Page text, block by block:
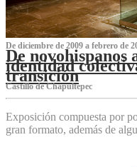
De diciembre de 2009 a febrero de
De novohispanos
identidad
transición
Castillo de Chapultepec
Exposición compuesta por
gran formato, además de